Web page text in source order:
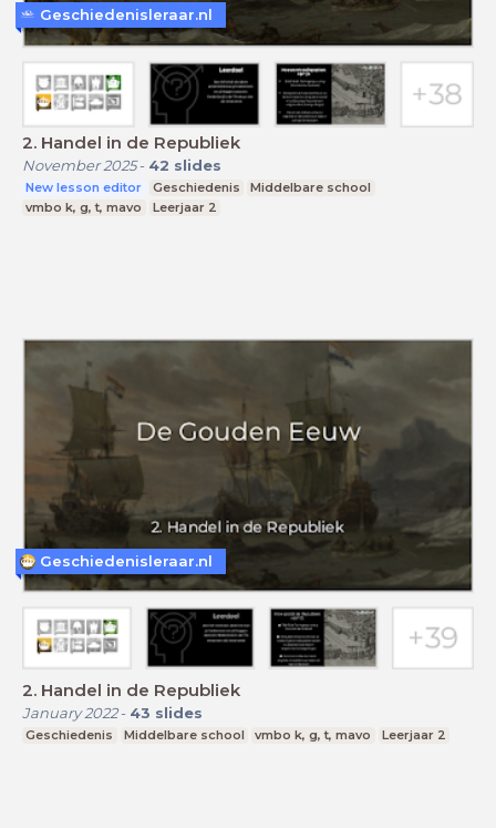
2. Handel in de Republiek
November 2025- 42 slides
New lesson editor Geschiedenis
Middelbare school
vmbo k, g, t, mavo
Leerjaar 2
Geschiedenisleraar.nl
2. Handel in de Republiek
January 2022- 43 slides
Geschiedenis Middelbare school vmbo k, g, t, mavo Leerjaar 2
Geschiedenisleraar.nl